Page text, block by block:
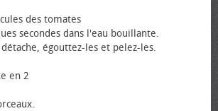
des tomates
secondes dans l'eau bouillante.
égouttez-les et pelez-les.
en 2